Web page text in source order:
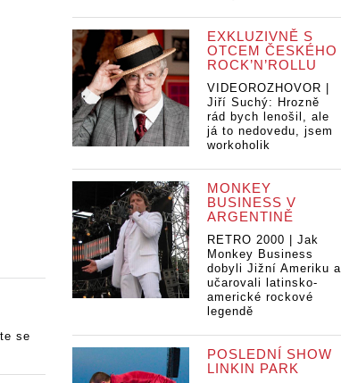
se
EXKLUZIVNĚ S
OTCEM ČESKÉHO
ROCK’N’ROLLU
VIDEOROZHOVOR |
Jiří Suchý: Hrozně
rád bych lenošil, ale
já to nedovedu, jsem
workoholik
MONKEY
BUSINESS V
ARGENTINĚ
RETRO 2000 | Jak
Monkey Business
dobyli Jižní Ameriku a
učarovali latinsko-
americké rockové
legendě
POSLEDNÍ SHOW
LINKIN PARK